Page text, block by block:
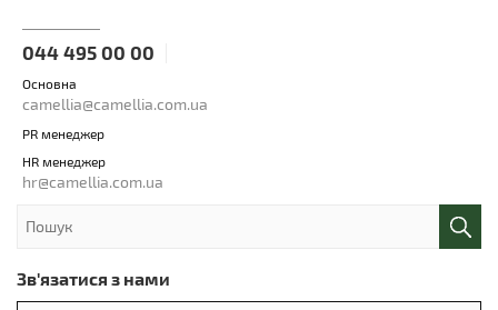
044 495 00 00
Основна
camellia@camellia.com.ua
PR менеджер
HR менеджер
hr@camellia.com.ua
Зв'язатися з нами